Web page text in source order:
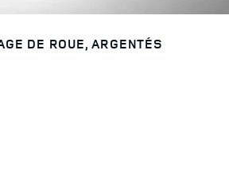
DE ROUE, ARGENTÉS